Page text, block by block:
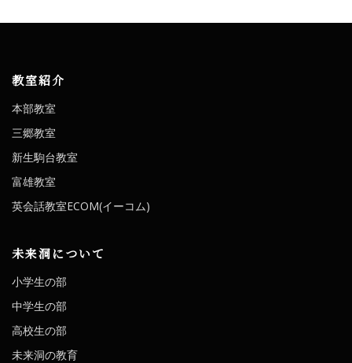
教室紹介
本部教室
三郷教室
新生駒台教室
富雄教室
英会話教室ECOM(イーコム)
未来洞について
小学生の部
中学生の部
高校生の部
未来洞の教育